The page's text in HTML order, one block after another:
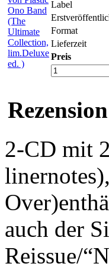
Label
Format
Lieferzeit
Preis
Rezension
2-CD mit
auch der
Reissue/